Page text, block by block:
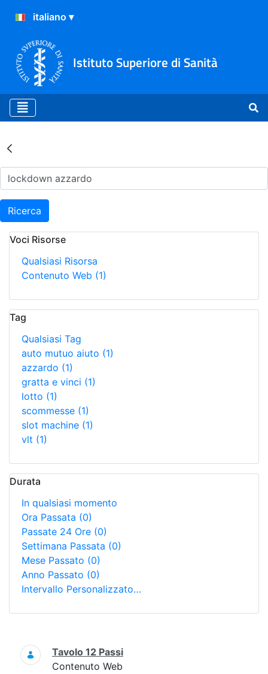
Istituto Superiore di Sanità
Risultati della Ricerca -
Ricerca
Voci Risorse
Qualsiasi Risorsa
Contenuto Web (1)
Tag
Qualsiasi Tag
auto mutuo aiuto (1)
azzardo (1)
gratta e vinci (1)
lotto (1)
scommesse (1)
slot machine (1)
vlt (1)
Durata
In qualsiasi momento
Ora Passata (0)
Passate 24 Ore (0)
Settimana Passata (0)
Mese Passato (0)
Anno Passato (0)
Intervallo Personalizzato…
Ricerca
Tavolo 12 Passi
Contenuto Web